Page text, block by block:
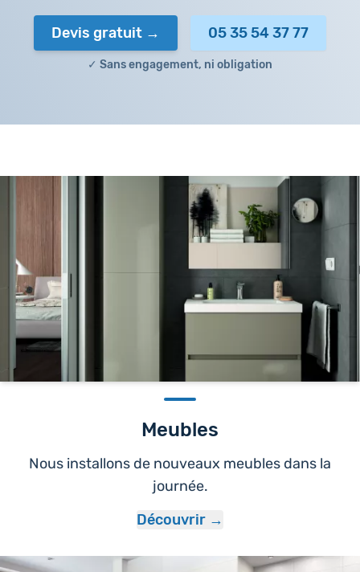
Devis gratuit 05 35 54 37 77
✓ Sans engagement, ni obligation
Meubles
Nous installons de nouveaux meubles dans la
journée.
Découvrir